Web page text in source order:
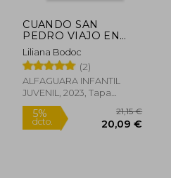
CUANDO SAN
PEDRO VIAJO EN
TREN
Liliana Bodoc
(2)
ALFAGUARA INFANTIL
JUVENIL, 2023, Tapa
Blanda, Nuevo